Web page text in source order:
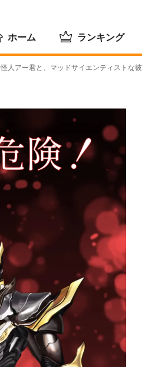
ホーム ランキング
怪人アー君と、マッドサイエンティストな